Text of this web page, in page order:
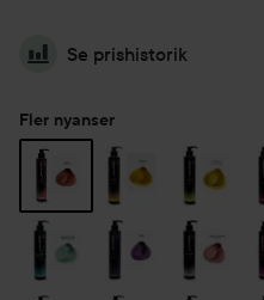
Se prishistorik
Fler nyanser